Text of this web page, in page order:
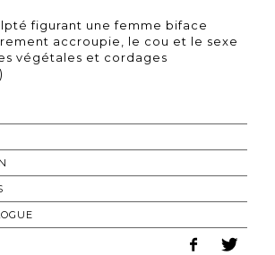
figurant une femme biface
accroupie, le cou et le sexe
végétales et cordages